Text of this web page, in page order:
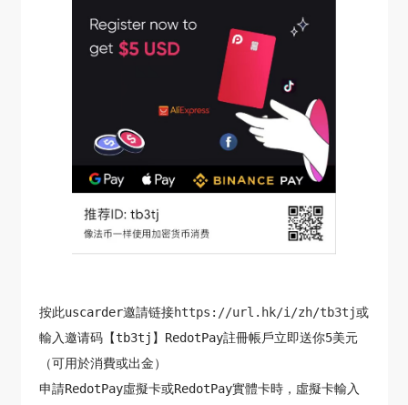
按此uscarder邀請链接https://url.hk/i/zh/tb3tj或
輸入邀请码【tb3tj】RedotPay註冊帳戶立即送你5美元
（可用於消費或出金）
申請RedotPay虛擬卡或RedotPay實體卡時，虛擬卡輸入